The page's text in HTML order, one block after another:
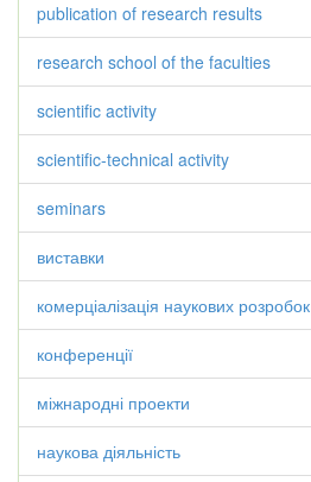
publication of research results
research school of the faculties
scientific activity
scientific-technical activity
seminars
виставки
комерціалізація наукових розробок
конференції
міжнародні проекти
наукова діяльність